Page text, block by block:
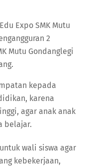
Mutu Gondanglegi
kepada
karena
agar anak anak
belajar.
wali siswa agar
kebekerjaan,